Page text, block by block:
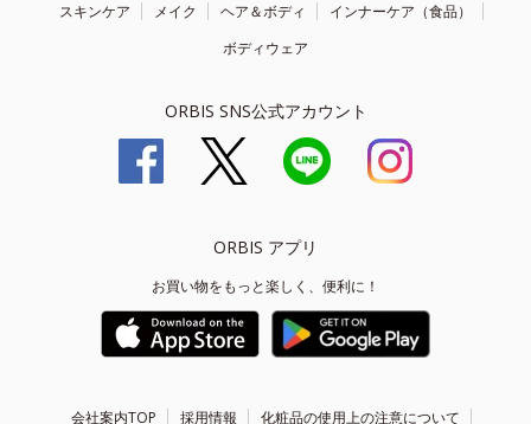
スキンケア メイク ヘア＆ボディ
インナーケア（食品）
ボディウェア
ORBIS SNS公式アカウント
ORBIS アプリ
お買い物をもっと楽しく、便利に！
会社案内TOP 採用情報 化粧品の使用上の注意について